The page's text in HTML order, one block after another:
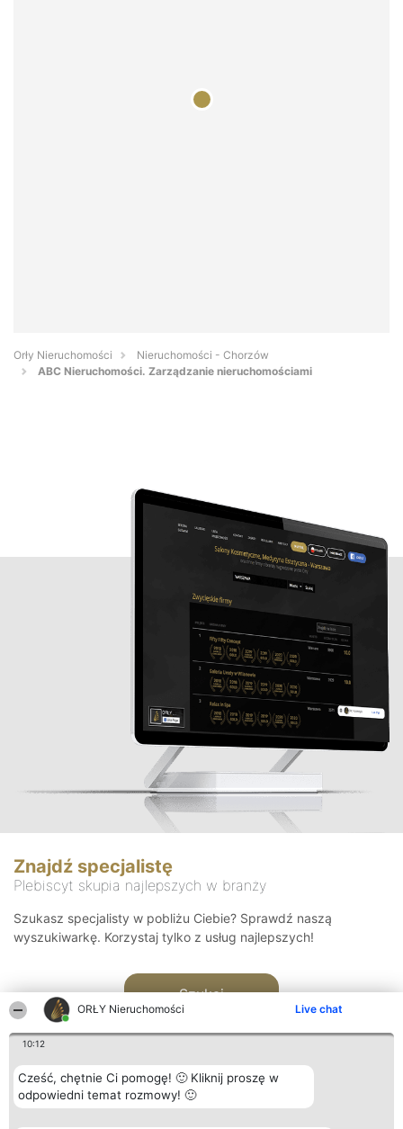
ORŁY Nieruchomości Live chat
10:12
Cześć, chętnie Ci pomogę! 🙂 Kliknij proszę w
odpowiedni temat rozmowy! 🙂
Orły Nieruchomości
Nieruchomości - Chorzów
ABC Nieruchomości. Zarządzanie nieruchomościami
Znajdź specjalistę
Plebiscyt skupia najlepszych w branży
Szukasz specjalisty w pobliżu Ciebie? Sprawdź naszą
wyszukiwarkę. Korzystaj tylko z usług najlepszych!
Szukaj
Organizator plebiscytu Plebiscyt Kontakt